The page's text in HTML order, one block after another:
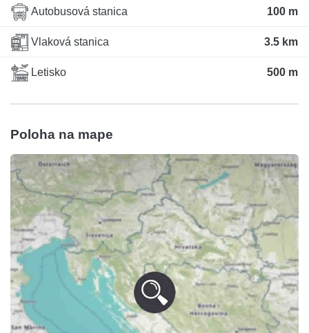
Autobusová stanica 100 m
Vlaková stanica 3.5 km
Letisko 500 m
Poloha na mape